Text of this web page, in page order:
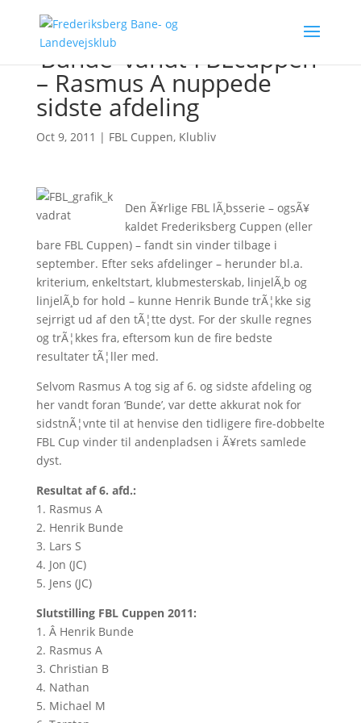
‘Bunde’ vandt FBLcuppen
– Rasmus A nuppede
sidste afdeling
Oct 9, 2011 | FBL Cuppen, Klubliv
Den Ã¥rlige FBL lÃ¸bsserie – ogsÃ¥
kaldet Frederiksberg Cuppen (eller
bare FBL Cuppen) – fandt sin vinder tilbage i
september. Efter seks afdelinger – herunder bl.a.
kriterium, enkeltstart, klubmesterskab, linjelÃ¸b og
linjelÃ¸b for hold – kunne Henrik Bunde trÃ¦kke sig
sejrrigt ud af den tÃ¦tte dyst. For der skulle regnes
og trÃ¦kkes fra, eftersom kun de fire bedste
resultater tÃ¦ller med.
Selvom Rasmus A tog sig af 6. og sidste afdeling og
her vandt foran ‘Bunde’, var dette akkurat nok for
sidstnÃ¦vnte til at henvise den tidligere fire-dobbelte
FBL Cup vinder til andenpladsen i Ã¥rets samlede
dyst.
Resultat af 6. afd.:
1. Rasmus A
2. Henrik Bunde
3. Lars S
4. Jon (JC)
5. Jens (JC)
Slutstilling FBL Cuppen 2011:
1. Â Henrik Bunde
2. Rasmus A
3. Christian B
4. Nathan
5. Michael M